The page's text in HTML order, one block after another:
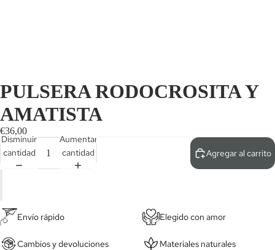
PULSERA RODOCROSITA Y
AMATISTA
€36,00
Disminuir
cantidad
Aumentar
cantidad
Agregar al carrito
Envío rápido Elegido con amor
Cambios y devoluciones Materiales naturales